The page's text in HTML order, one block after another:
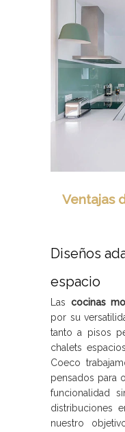
Ventajas
Diseños
espacio
Las cocinas
por su
tanto a pisos
chalets
Coeco
pensados para
funcionalidad
distribuciones
nuestro